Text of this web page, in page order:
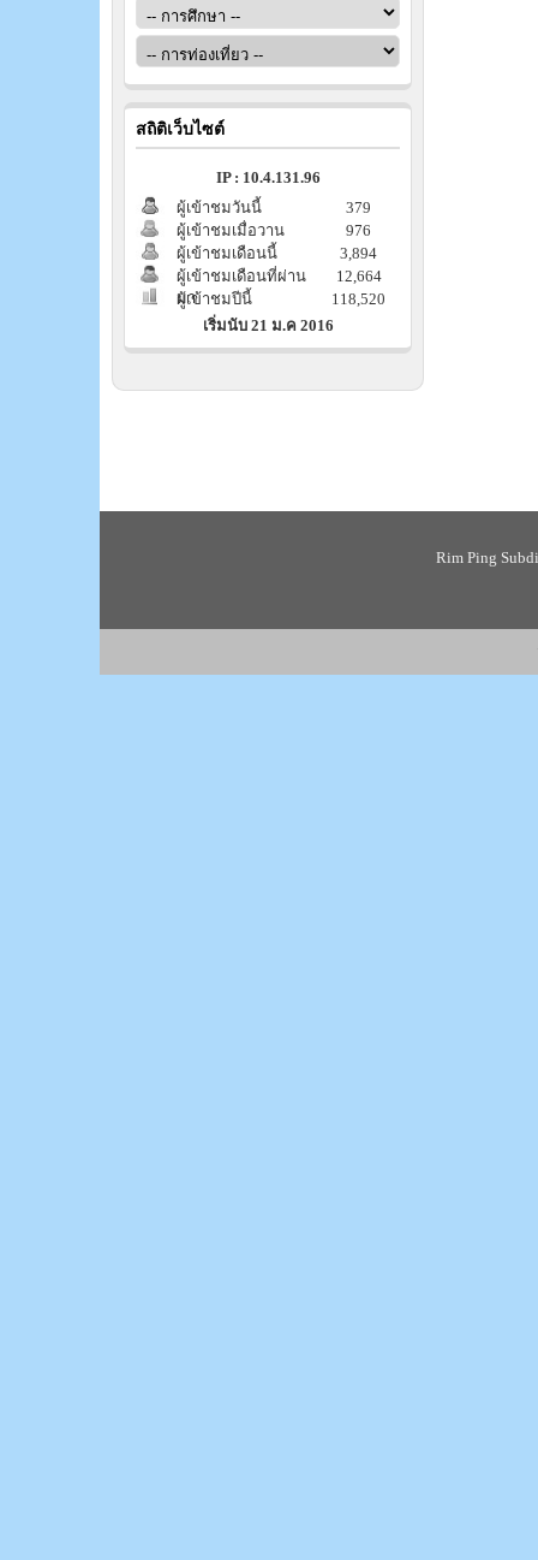
สถิติเว็บไซต์
IP : 10.4.131.96
ผู้เข้าชมวันนี้
379
ผู้เข้าชมเมื่อวาน
976
ผู้เข้าชมเดือนนี้
3,894
ผู้เข้าชมเดือนที่ผ่าน
มา
12,664
ผู้เข้าชมปีนี้
118,520
เริ่มนับ 21 ม.ค 2016
Rim Ping